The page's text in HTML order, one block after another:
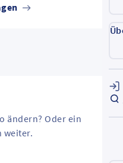
ändern? Oder ein
weiter.